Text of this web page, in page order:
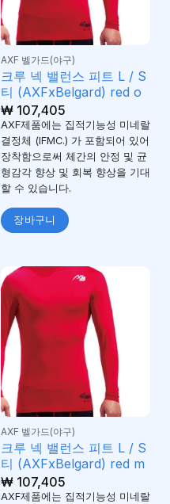
AXF 벨가드(야구)
크루 넥 밸런스 피트 L / S
티 (AXFxBelgard) red o
₩107,405
AXF제품에는 집적기능성 미네랄
결정체 (IFMC.) 가 포함되어 있어
장착함으로써 체간의 안정 및 균
형감각 향상 및 회복 향상을 기대
할 수 있습니다.
장바구니
AXF 벨가드(야구)
크루 넥 밸런스 피트 L / S
티 (AXFxBelgard) red m
₩107,405
AXF제품에는 집적기능성 미네랄